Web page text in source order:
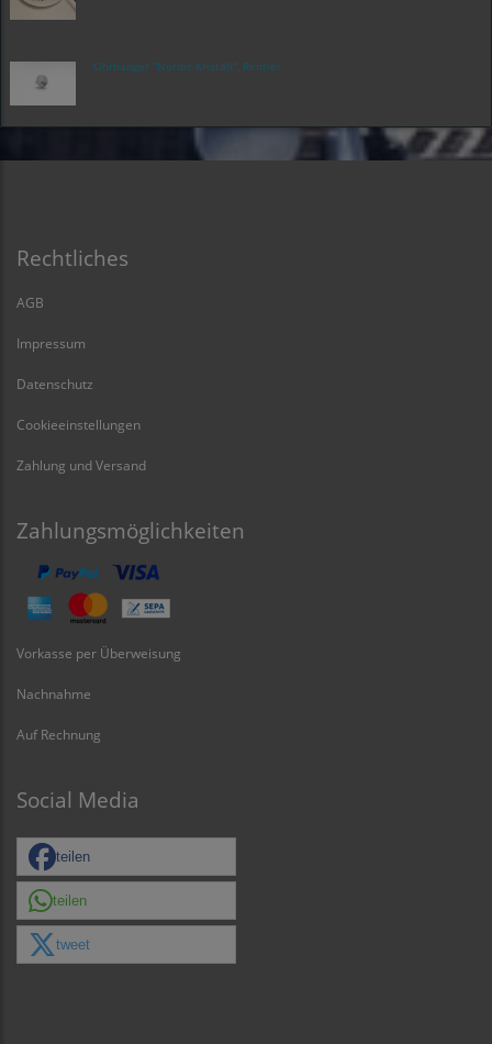
Ohrhänger "Nordic Kristall", Rentier
Rechtliches
AGB
Impressum
Datenschutz
Cookieeinstellungen
Zahlung und Versand
Zahlungsmöglichkeiten
Vorkasse per Überweisung
Nachnahme
Auf Rechnung
Social Media
teilen
teilen
tweet